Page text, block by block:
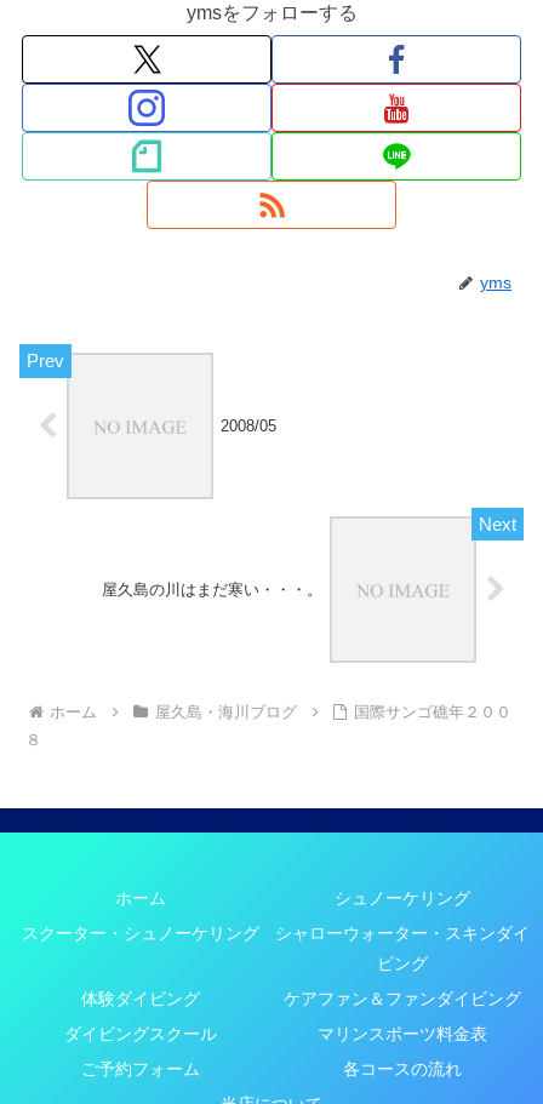
ymsをフォローする
yms
2008/05
屋久島の川はまだ寒い・・・。
ホーム 屋久島・海川ブログ
国際サンゴ礁年２００
８
ホーム
シュノーケリング
スクーター・シュノーケリング
シャローウォーター・スキンダイ
ビング
体験ダイビング
ケアファン＆ファンダイビング
ダイビングスクール
マリンスポーツ料金表
ご予約フォーム
各コースの流れ